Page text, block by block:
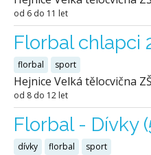
od 6 do 11 let
Florbal chlapci
florbal sport
Hejnice Velká tělocvična ZŠ
od 8 do 12 let
Florbal - Dívky
dívky florbal sport